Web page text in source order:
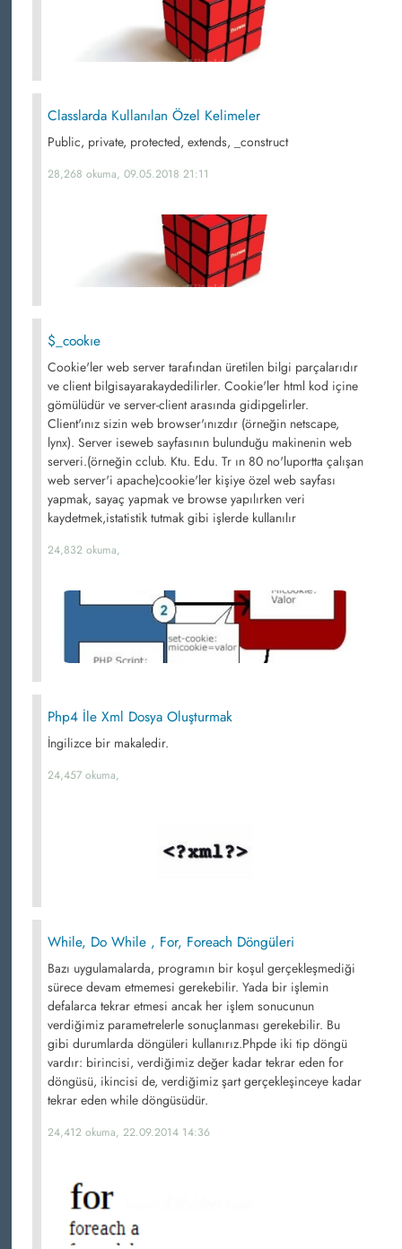
Classlarda Kullanılan Özel Kelimeler
Public, private, protected, extends, _construct
28,268 okuma, 09.05.2018 21:11
$_cookıe
Cookie'ler web server tarafından üretilen bilgi parçalarıdır
ve client bilgisayarakaydedilirler. Cookie'ler html kod içine
gömülüdür ve server-client arasında gidipgelirler.
Client'ınız sizin web browser'ınızdır (örneğin netscape,
lynx). Server iseweb sayfasının bulunduğu makinenin web
serveri.(örneğin cclub. Ktu. Edu. Tr ın 80 no'luportta çalışan
web server'i apache)cookie'ler kişiye özel web sayfası
yapmak, sayaç yapmak ve browse yapılırken veri
kaydetmek,istatistik tutmak gibi işlerde kullanılır
24,832 okuma,
Php4 İle Xml Dosya Oluşturmak
İngilizce bir makaledir.
24,457 okuma,
While, Do While , For, Foreach Döngüleri
Bazı uygulamalarda, programın bir koşul gerçekleşmediği
sürece devam etmemesi gerekebilir. Yada bir işlemin
defalarca tekrar etmesi ancak her işlem sonucunun
verdiğimiz parametrelerle sonuçlanması gerekebilir. Bu
gibi durumlarda döngüleri kullanırız.Phpde iki tip döngü
vardır: birincisi, verdiğimiz değer kadar tekrar eden for
döngüsü, ikincisi de, verdiğimiz şart gerçekleşinceye kadar
tekrar eden while döngüsüdür.
24,412 okuma, 22.09.2014 14:36